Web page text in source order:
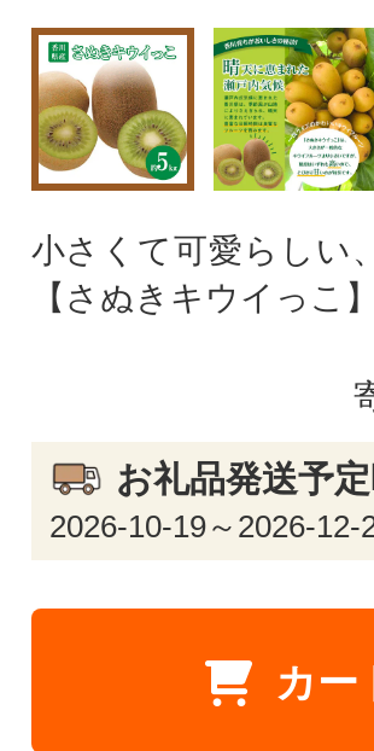
小さくて可愛らしい
【さぬきキウイっこ
お礼品発送予
2026-10-19～2026-12-
カー